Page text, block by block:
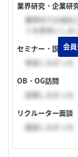
業界研究・企業研
業界内での他社
トを参考にしま
セミナー・説明会
参加しなかった
OB・OG訪問
訪問しなかった
リクルーター面談
面談しなかった
会